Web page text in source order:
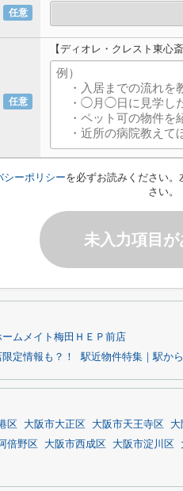
任意
任意
【ディオレ・クレスト東心
シーポリシーを必ずお読みください
さい。
未入力項目
ムメイト梅田ＨＥＰ前店
定情報も？！
駅近物件特集｜駅か
区 大阪市大正区 大阪市天王寺区 大
倍野区 大阪市西成区 大阪市淀川区